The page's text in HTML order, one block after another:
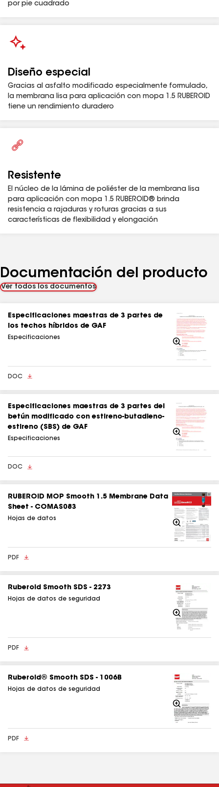
por pie cuadrado
Diseño especial
Gracias al asfalto modificado especialmente formulado,
la membrana lisa para aplicación con mopa 1.5 RUBEROID
tiene un rendimiento duradero
Resistente
El núcleo de la lámina de poliéster de la membrana lisa
para aplicación con mopa 1.5 RUBEROID® brinda
resistencia a rajaduras y roturas gracias a sus
características de flexibilidad y elongación
Documentación del producto
Ver todos los documentos
Especificaciones maestras de 3 partes de
los techos híbridos de GAF
Especificaciones Acercarse
DOC
Especificaciones maestras de 3 partes del
betún modificado con estireno-butadieno-
estireno (SBS) de GAF
Especificaciones
Acercarse
DOC
RUBEROID MOP Smooth 1.5 Membrane Data
Sheet - COMAS083
Hojas de datos Acercarse
PDF
Ruberoid Smooth SDS - 2273
Hojas de datos de seguridad
Acercarse
PDF
Ruberoid® Smooth SDS - 1006B
Hojas de datos de seguridad
Acercarse
PDF